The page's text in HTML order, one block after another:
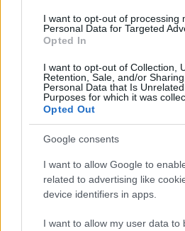
I want to opt-out of processing
Personal Data for Targeted
Opted In
I want to opt-out of Collection,
Retention, Sale, and/or
Personal Data that Is
Purposes for which it was
Opted Out
Google consents
I want to allow Google to
related to advertising like
device identifiers in apps.
I want to allow my user data to
Fix számokkal lottózol? Most
volna-e